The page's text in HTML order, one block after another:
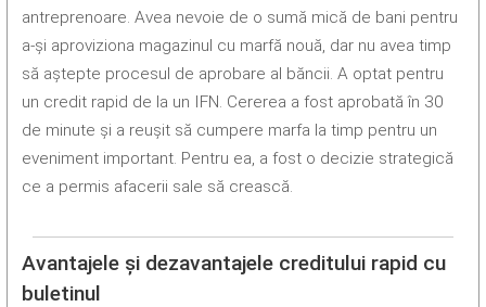
antreprenoare. Avea nevoie de o sumă mică de bani pentru
a-și aproviziona magazinul cu marfă nouă, dar nu avea timp
să aștepte procesul de aprobare al băncii. A optat pentru
un credit rapid de la un IFN. Cererea a fost aprobată în 30
de minute și a reușit să cumpere marfa la timp pentru un
eveniment important. Pentru ea, a fost o decizie strategică
ce a permis afacerii sale să crească.
Avantajele și dezavantajele creditului rapid cu
buletinul